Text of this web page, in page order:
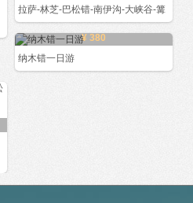
拉萨-林芝-巴松错-南伊沟-大峡谷-篝
¥ 380
纳木错一日游